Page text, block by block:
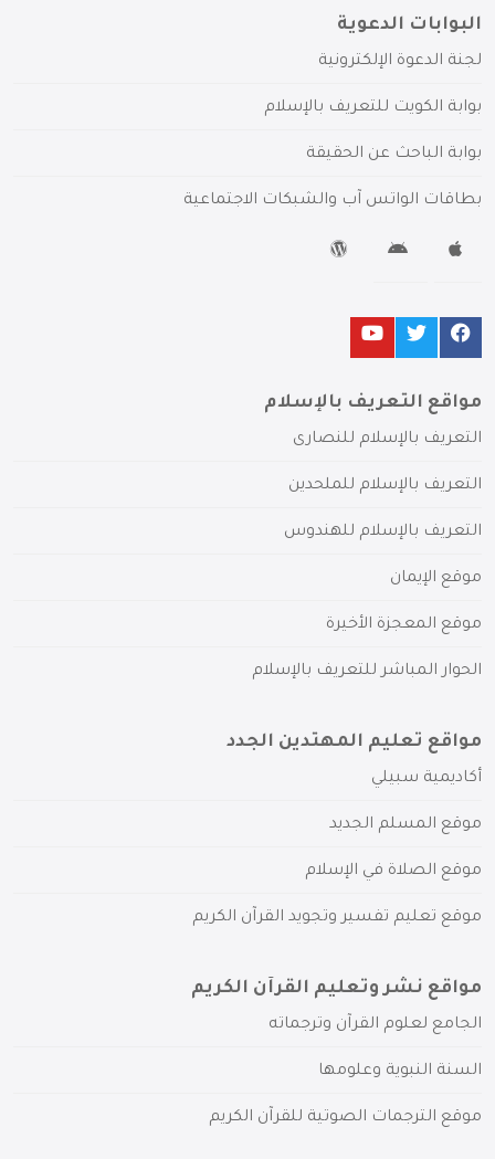
البوابات الدعوية
لجنة الدعوة الإلكترونية
بوابة الكويت للتعريف بالإسلام
بوابة الباحث عن الحقيقة
بطاقات الواتس آب والشبكات الاجتماعية
مواقع التعريف بالإسلام
التعريف بالإسلام للنصارى
التعريف بالإسلام للملحدين
التعريف بالإسلام للهندوس
موقع الإيمان
موقع المعجزة الأخيرة
الحوار المباشر للتعريف بالإسلام
مواقع تعليم المهتدين الجدد
أكاديمية سبيلي
موقع المسلم الجديد
موقع الصلاة في الإسلام
موقع تعليم تفسير وتجويد القرآن الكريم
مواقع نشر وتعليم القرآن الكريم
الجامع لعلوم القرآن وترجماته
السنة النبوية وعلومها
موقع الترجمات الصوتية للقرآن الكريم